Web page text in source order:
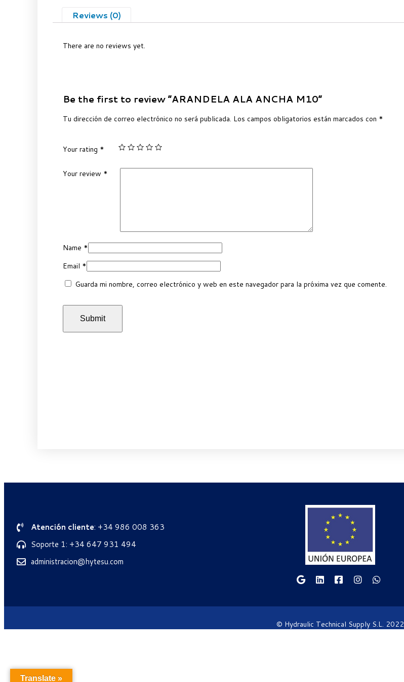
Reviews (0)
There are no reviews yet.
Be the first to review “ARANDELA ALA ANCHA M10”
Tu dirección de correo electrónico no será publicada. Los campos obligatorios están marcados con *
Your rating *
Your review *
Name *
Email *
Guarda mi nombre, correo electrónico y web en este navegador para la próxima vez que comente.
Atención cliente: +34 986 008 363
Soporte 1: +34 647 931 494
administracion@hytesu.com
© Hydraulic Technical Supply S.L. 2022
Translate »